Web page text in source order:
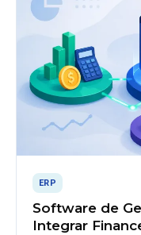
ERP
Software de
Integrar